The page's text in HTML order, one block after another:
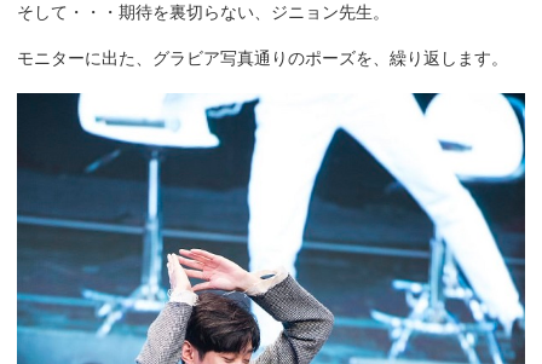
そして・・・期待を裏切らない、ジニョン先生。
モニターに出た、グラビア写真通りのポーズを、繰り返します。